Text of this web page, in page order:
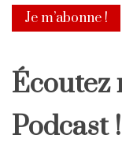
Podcast !